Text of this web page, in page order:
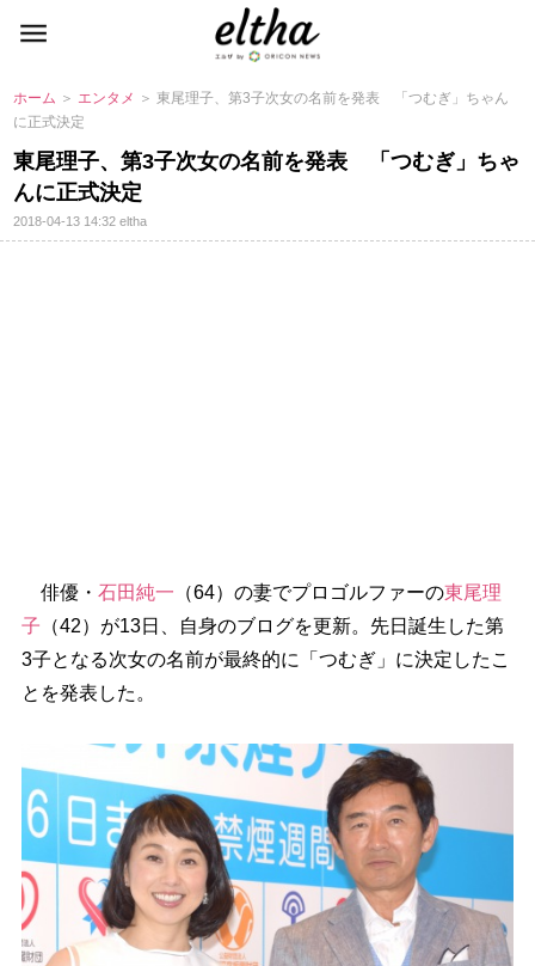
ホーム ＞ エンタメ ＞ 東尾理子、第3子次女の名前を発表 「つむぎ」ちゃん
に正式決定
東尾理子、第3子次女の名前を発表 「つむぎ」ちゃ
んに正式決定
2018-04-13 14:32eltha
俳優・ 石田純一 （64）の妻でプロゴルファーの東尾理
子 （42）が13日、自身のブログを更新。先日誕生した第
3子となる次女の名前が最終的に「つむぎ」に決定したこ
とを発表した。